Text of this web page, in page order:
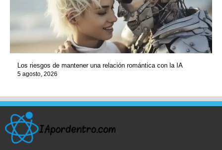
Los riesgos de mantener una relación romántica con la IA
5 agosto, 2026